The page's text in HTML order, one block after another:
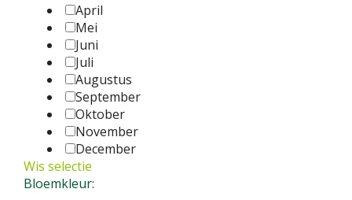
April
Mei
Juni
Juli
Augustus
September
Oktober
November
December
Wis selectie
Bloemkleur: